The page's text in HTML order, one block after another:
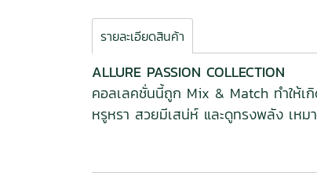
รายละเอียดสินค้า
ALLURE PASSION COLLECTION
คอลเลคชั่นนี้ถูก Mix & Match ทำให้เ
หรูหรา สวยมีเสน่ห์ และดูทรงพลัง เห